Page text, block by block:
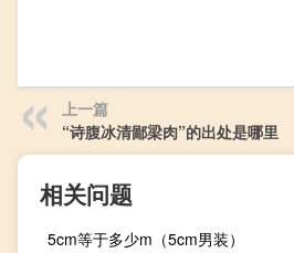
上一篇
“诗腹冰清鄙梁肉”的出处是哪里
相关问题
5cm等于多少m（5cm男装）